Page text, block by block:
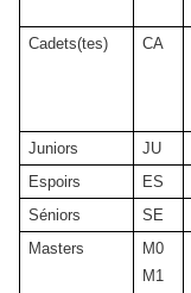
Cadets(tes)
CA
Juniors JU
Espoirs
ES
Séniors
SE
Masters
M0
M1